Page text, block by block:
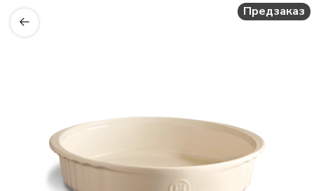
Предзаказ